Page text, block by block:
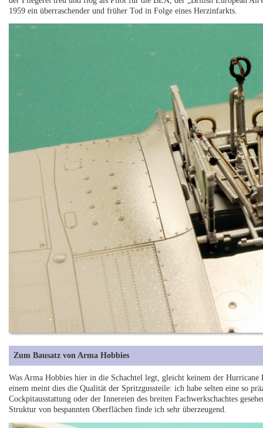
1959 ein überraschender und früher Tod in Folge eines Herzinfarkts.
Zum Bausatz von Arma Hobbies
Was Arma Hobbies hier in die Schachtel legt, gleicht keinem der
einem meint dies die Qualität der Spritzgussteile: ich habe selten eine so
Cockpitausstattung oder der Innereien des breiten Fachwerkschachtes
Struktur von bespannten Oberflächen finde ich sehr überzeugend.